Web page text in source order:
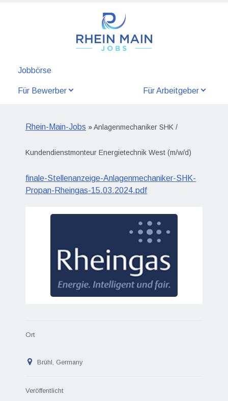
Jobbörse
Für Bewerber Für Arbeitgeber
Rhein-Main-Jobs » Anlagenmechaniker SHK /
Kundendienstmonteur Energietechnik West (m/w/d)
finale-Stellenanzeige-Anlagenmechaniker-SHK-
Propan-Rheingas-15.03.2024.pdf
Ort
Brühl, Germany
Veröffentlicht